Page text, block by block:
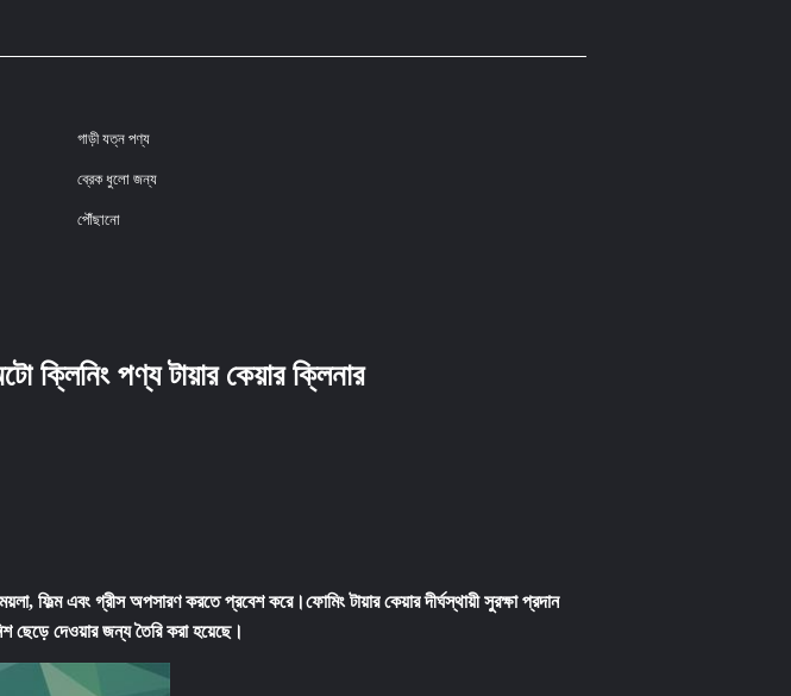
গাড়ী যত্ন পণ্য
ব্রেক ধুলো জন্য
পৌঁছানো
ক্লিনিং পণ্য টায়ার কেয়ার ক্লিনার
ফিল্ম এবং গ্রীস অপসারণ করতে প্রবেশ করে।ফোমিং টায়ার কেয়ার দীর্ঘস্থায়ী সুরক্ষা প্রদান
ছেড়ে দেওয়ার জন্য তৈরি করা হয়েছে।